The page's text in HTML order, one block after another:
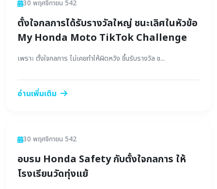
30 พฤศจิกายน 542
ตั้งใจกลการได้รับรางวัลใหญ่ ชนะเลิศในหัวข้อ
My Honda Moto TikTok Challenge
เพราะ ตั้งใจกลการ ไม่เคยทำให้ผิดหวัง ขึ้นรับรางวัล ช...
อ่านเพิ่มเติม
ข่าวสาร
30 พฤศจิกายน 542
อบรม Honda Safety กับตั้งใจกลการ ให้
โรงเรียนวัดทุ่งแย้